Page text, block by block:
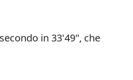
in 33'49", che